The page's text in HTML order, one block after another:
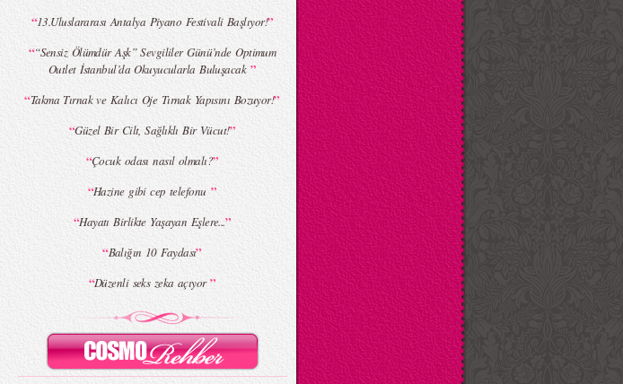
“13.Uluslararası Antalya Piyano Festivali Başlıyor!”
““Sensiz Ölümdür Aşk” Sevgililer Günü’nde Optimum
Outlet İstanbul’da Okuyucularla Buluşacak ”
“Takma Tırnak ve Kalıcı Oje Tırnak Yapısını Bozuyor!”
“Güzel Bir Cilt, Sağlıklı Bir Vücut!”
“Çocuk odası nasıl olmalı?”
“Hazine gibi cep telefonu ”
“Hayatı Birlikte Yaşayan Eşlere...”
“Balığın 10 Faydası”
“Düzenli seks zeka açıyor”